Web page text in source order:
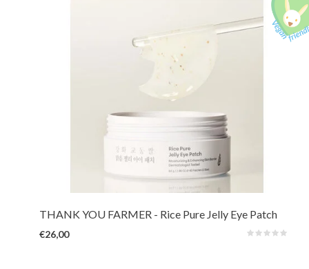
Unieke hydrogel patches in blad- en maanvorm voor oog- en
wangverzorging. Kalmeert, ontzwelt en verheldert de teint direct. Verrijkt
met Rijstextract, Allantoïne en Niacinamide om de huid intensief te
verjongen en te herstellen voor een frisse blik.
THANK YOU FARMER - Rice Pure Jelly Eye Patch
€26,00